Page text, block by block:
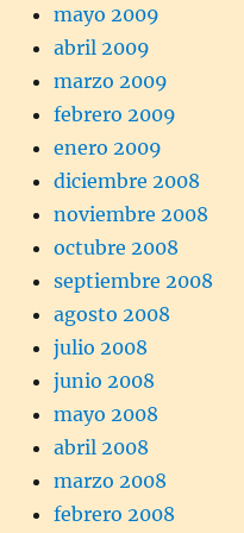
mayo 2009
abril 2009
marzo 2009
febrero 2009
enero 2009
diciembre 2008
noviembre 2008
octubre 2008
septiembre 2008
agosto 2008
julio 2008
junio 2008
mayo 2008
abril 2008
marzo 2008
febrero 2008